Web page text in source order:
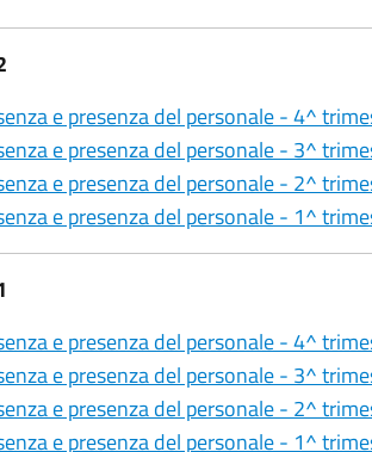
e presenza del personale - 4^
e presenza del personale - 3^
e presenza del personale - 2^
e presenza del personale - 1^
e presenza del personale - 4^
e presenza del personale - 3^
e presenza del personale - 2^
e presenza del personale - 1^